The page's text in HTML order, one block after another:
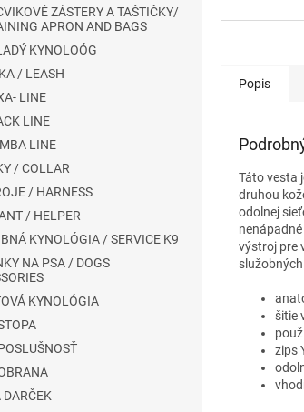
ZÁSTERY A TAŠTIČKY/
APRON AND BAGS
KYNOLOÓG
/ LEASH
LINE
LINE
LINE
/ COLLAR
/ HARNESS
/ HELPER
KYNOLÓGIA / SERVICE K9
NA PSA / DOGS
KYNOLÓGIA
Popis
Táto vesta
druhou
odolnej
výstroj pre
šitie
zips